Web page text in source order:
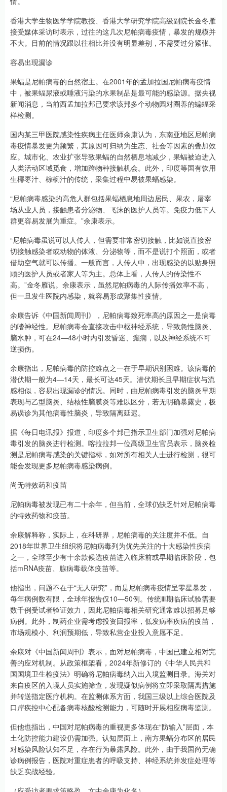
香港大学生物医学学院教授、香港大学研究学院高级副院长金冬雁
接受媒体采访时表示，过往的这几次尼帕病毒疫情，暴发的规模并
不大。目前的情况跟以往相比并没有明显差别，不需要过分紧张。
容易出现漏诊
果蝠是尼帕病毒的自然宿主。在2001年的孟加拉国尼帕病毒疫情
中，被果蝠尿液或唾液污染的水果制品是最可能的感染源。据央视
新闻消息，当前西孟加拉邦已要求该邦多个动物园对圈养的蝙蝠采
样检测。
国内某三甲医院感染性疾病主任医师余康认为，东南亚地区尼帕病
毒疫情暴发更为频繁，其原因可归纳为生态、社会等因素的叠加效
应。城市化、农业扩张导致果蝠的自然栖息地减少，果蝠被迫进入
人类活动区域觅食，增加跨物种接触机会。此外，印度等国有饮用
生椰枣汁、棕榈汁的传统，采集过程中易被果蝠感染。
“尼帕病毒感染的高危人群包括果蝠栖息地周边居民、果农，屠宰
场从业人员，接触患者分泌物、飞沫的医护人员等。免疫力低下人
群更容易发展为重症。”余康表示。
“尼帕病毒虽说可以人传人，但需要非常密切接触，比如说直接密
切接触感染者或动物的体液、分泌物等，而不是说打个照面，或者
借助空气就可以传播。一般而言，人传人中，出现感染的以贴身照
顾的医护人员或者家人等为主。总体上看，人传人的传染性不
高。”金冬雁说。余康表示，虽然尼帕病毒的人际传播效率不高，
但一旦发生医院内感染，就容易形成聚集性疫情。
余康告诉《中国新闻周刊》，尼帕病毒致死率高的原因之一是病毒
的嗜神经性。尼帕病毒会直接攻击中枢神经系统，导致急性脑炎、
脑水肿，可在24—48小时内引发昏迷、癫痫，以及神经系统不可
逆损伤。
余康指出，尼帕病毒的防控难点之一在于早期识别困难。该病毒的
潜伏期一般为4—14天，最长可达45天。潜伏期长且早期症状与流
感相似，容易出现漏诊的情况。同时，由尼帕病毒引发的脑炎早期
表现与乙型脑炎、结核性脑膜炎等难以区分，若无明确暴露史，极
易误诊为其他病毒性脑炎，导致隔离延迟。
据《每日电讯报》报道，印度多个邦已指示卫生部门加强对尼帕病
毒引发的脑炎进行检测。喀拉拉邦一位高级卫生官员表示，脑炎检
测是尼帕病毒感染的关键指标，如对所有相关人士进行检测，很可
能会发现更多尼帕病毒感染病例。
尚无特效药和疫苗
尼帕病毒被发现已有二十余年，但当前，全球仍缺乏针对尼帕病毒
的特效药物和疫苗。
余康解释称，实际上，在科研界，尼帕病毒的关注度并不低。自
2018年世界卫生组织将尼帕病毒列为优先关注的十大感染性疾病
之一，全球至少有十余款候选疫苗进入临床前或早期临床阶段，包
括mRNA疫苗、腺病毒载体疫苗等。
他指出，问题不在于“无人研究”，而是尼帕病毒疫情呈零星暴发，
每年病例数有限，全球年报告仅10—50例。传统Ⅲ期临床试验需要
数千例受试者验证效力，因此尼帕病毒相关研究通常难以招募足够
病例。此外，制药企业需考虑投资回报率，低发病率疾病的疫苗，
市场规模小、利润预期低，导致私营企业投入意愿不足。
余康对《中国新闻周刊》表示，面对尼帕病毒，中国已建立相对完
善的应对机制。从政策框架看，2024年新修订的《中华人民共和
国国境卫生检疫法》明确将尼帕病毒纳入出入境监测目录。海关对
来自疫区的入境人员实施筛查，发现疑似病例将立即采取隔离措施
并转送指定医疗机构。在监测体系方面，我国三级以上综合医院及
口岸疾控中心配备病毒核酸检测能力，可随时开展相应病毒监测。
但他也指出，中国对尼帕病毒的重视更多体现在“防输入”层面，本
土化防控能力建设仍需加强。认知层面上，南方果蝠分布区的居民
对感染风险认知不足，存在行为暴露风险。此外，由于我国尚无确
诊病例报告，医院对重症患者的呼吸支持、神经系统并发症处理等
缺乏实战经验。